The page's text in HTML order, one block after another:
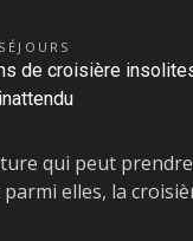
de croisière
qui peut
elles, la